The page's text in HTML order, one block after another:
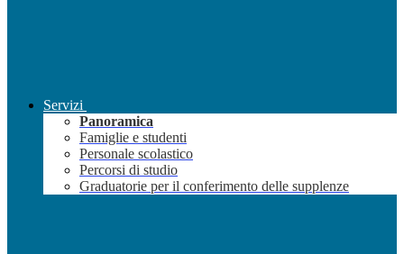
Servizi
Panoramica
Famiglie e studenti
Personale scolastico
Percorsi di studio
Graduatorie per il conferimento delle supplenze